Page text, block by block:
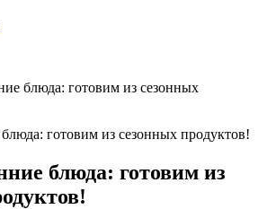
блюда: готовим из сезонных
блюда: готовим из